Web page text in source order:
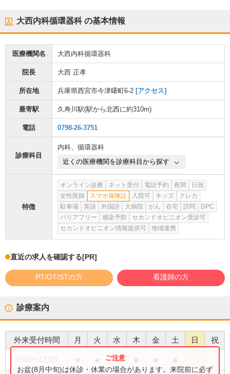
大西内科循環器科の基本情報
医療機関名 大西内科循環器科
院長 大西 正孝
所在地 兵庫県西宮市今津曙町6-2 [アクセス]
最寄駅 久寿川駅(駅から北西に約310m)
電話 0798-26-3751
診療科目
内科、 循環器科
近くの医療機関を診療科目から探す
特徴
オンライン診療 ネット受付 電話予約 夜間
日祝
女性医師
スマホ保険証 入院可 キッズ
クレカ
駐車場
英語 外国語 大病院 がん 在宅 訪問
DPC
バリアフリー
感染予防
セカンドオピニオン受診可
セカンドオピニオン情報提供可
地域連携
直近の求人を確認する[PR]
PT/OT/STの方 看護師の方
診療案内
外来受付時間 月 火 水 木 金 土 日 祝
●
お盆(8月中旬)は休診・休業の場合があります。来院前に必ず